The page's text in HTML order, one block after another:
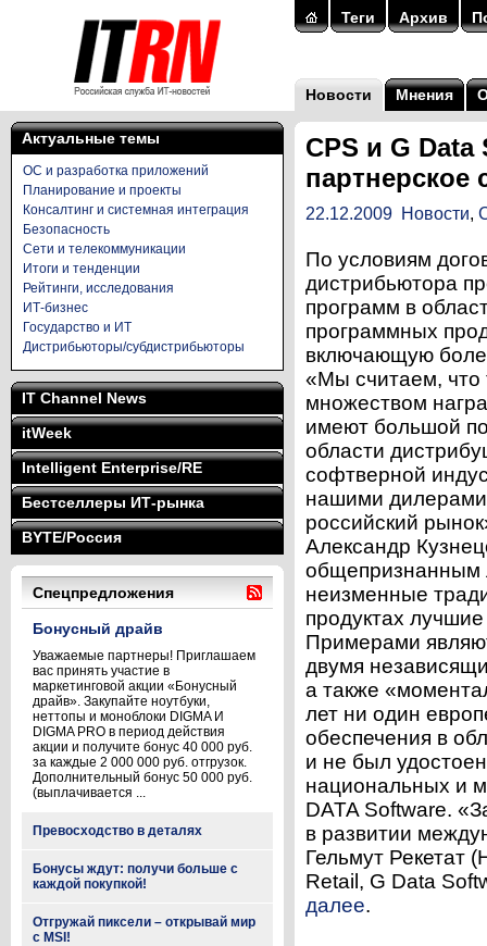
Теги Архив
Новости Мнения
Актуальные темы
ОС и разработка приложений
Планирование и проекты
Консалтинг и системная интеграция
Безопасность
Сети и телекоммуникации
Итоги и тенденции
Рейтинги, исследования
ИТ-бизнес
Государство и ИТ
Дистрибьюторы/субдистрибьюторы
IT Channel News
itWeek
Intelligent Enterprise/RE
Бестселлеры ИТ-рынка
BYTE/Россия
Спецпредложения
Бонусный драйв
Уважаемые партнеры! Приглашаем
вас принять участие в
маркетинговой акции «Бонусный
драйв». Закупайте ноутбуки,
неттопы и моноблоки DIGMA И
DIGMA PRO в период действия
акции и получите бонус 40 000 руб.
за каждые 2 000 000 руб. отгрузок.
Дополнительный бонус 50 000 руб.
(выплачивается ...
Превосходство в деталях
Бонусы ждут: получи больше с
каждой покупкой!
Отгружай пиксели – открывай мир
с MSI!
CPS и G
партнерское
22.12.2009 Новости,
По условиям
дистрибьютора
программ в
программных
включающую
«Мы считаем, что
множеством
имеют большой
области
софтверной
нашими дилерами
российский
Александр
общепризнанным
неизменные
продуктах
Примерами
двумя
а также
лет ни один
обеспечения в
и не был
национальных и
DATA Software.
в развитии
Гельмут Рекетат
Retail, G Data
далее.